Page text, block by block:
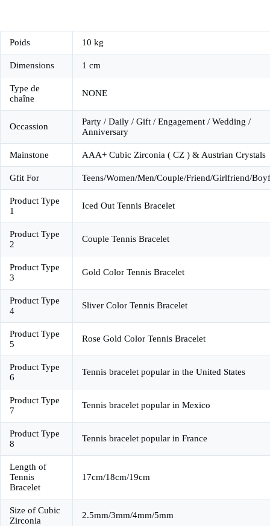
Poids 10 kg
Dimensions 1 cm
Type de
chaîne
NONE
Occassion
Party / Daily / Gift / Engagement / Wedding /
Anniversary
Mainstone AAA+ Cubic Zirconia ( CZ ) & Austrian Crystals
Gfit For Teens/Women/Men/Couple/Friend/Girlfriend/
Product Type
1
Iced Out Tennis Bracelet
Product Type
2
Couple Tennis Bracelet
Product Type
3
Gold Color Tennis Bracelet
Product Type
4
Sliver Color Tennis Bracelet
Product Type
5
Rose Gold Color Tennis Bracelet
Product Type
6
Tennis bracelet popular in the United States
Product Type
7
Tennis bracelet popular in Mexico
Product Type
8
Tennis bracelet popular in France
Length of
Tennis
Bracelet
17cm/18cm/19cm
Size of Cubic
Zirconia
2.5mm/3mm/4mm/5mm